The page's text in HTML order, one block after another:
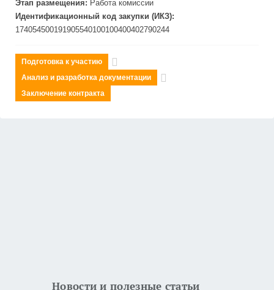
Этап размещения: Работа комиссии
Идентификационный код закупки (ИКЗ):
174054500191905540100100400402790244
Подготовка к участию
Анализ и разработка документации
Заключение контракта
Новости и полезные статьи